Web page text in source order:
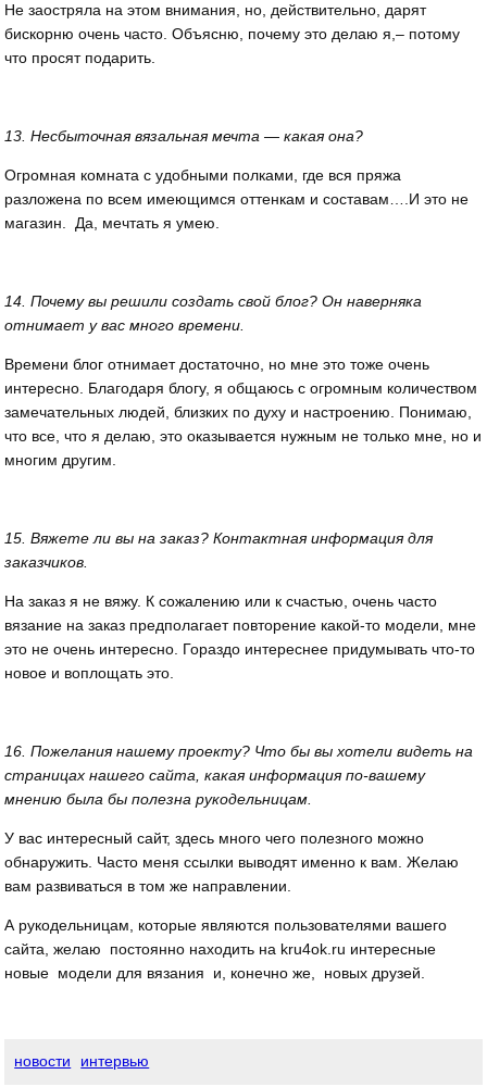
Не заостряла на этом внимания, но, действительно, дарят
бискорню очень часто. Объясню, почему это делаю я,– потому
что просят подарить.
13. Несбыточная вязальная мечта — какая она?
Огромная комната с удобными полками, где вся пряжа
разложена по всем имеющимся оттенкам и составам….И это не
магазин. Да, мечтать я умею.
14. Почему вы решили создать свой блог? Он наверняка
отнимает у вас много времени.
Времени блог отнимает достаточно, но мне это тоже очень
интересно. Благодаря блогу, я общаюсь с огромным количеством
замечательных людей, близких по духу и настроению. Понимаю,
что все, что я делаю, это оказывается нужным не только мне, но и
многим другим.
15. Вяжете ли вы на заказ? Контактная информация для
заказчиков.
На заказ я не вяжу. К сожалению или к счастью, очень часто
вязание на заказ предполагает повторение какой-то модели, мне
это не очень интересно. Гораздо интереснее придумывать что-то
новое и воплощать это.
16. Пожелания нашему проекту? Что бы вы хотели видеть на
страницах нашего сайта, какая информация по-вашему
мнению была бы полезна рукодельницам.
У вас интересный сайт, здесь много чего полезного можно
обнаружить. Часто меня ссылки выводят именно к вам. Желаю
вам развиваться в том же направлении.
А рукодельницам, которые являются пользователями вашего
сайта, желаю постоянно находить на kru4ok.ru интересные
новые модели для вязания и, конечно же, новых друзей.
новости интервью